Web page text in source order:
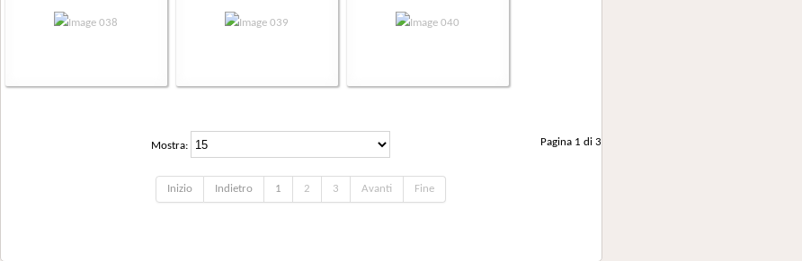
Mostra: Pagina 1 di 3
Inizio Indietro 1 2 3 Avanti Fine